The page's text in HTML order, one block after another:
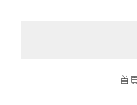
首